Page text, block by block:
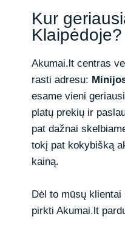
Kur
Klaipėdoje?
Akumai.lt centras
rasti adresu:
esame vieni
platų prekių ir
pat dažnai
tokį pat kokybišką
kainą.
Dėl to mūsų
pirkti Akumai.lt